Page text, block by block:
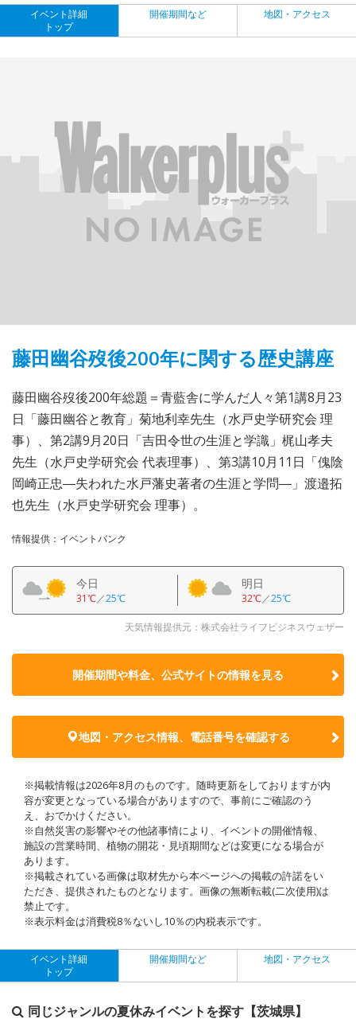
イベント詳細
トップ
開催期間など 地図・アクセス
藤田幽谷歿後200年に関する歴史講座
藤田幽谷歿後200年総題＝青藍舎に学んだ人々第1講8月23
日「藤田幽谷と教育」菊地利幸先生（水戸史学研究会 理
事）、第2講9月20日「吉田令世の生涯と学識」梶山孝夫
先生（水戸史学研究会 代表理事）、第3講10月11日「傀陰
岡崎正忠―失われた水戸藩史著者の生涯と学問―」渡邉拓
也先生（水戸史学研究会 理事）。
情報提供：イベントバンク
今日
31℃／25℃
明日
32℃／25℃
天気情報提供元：株式会社ライフビジネスウェザー
開催期間や料金、公式サイトの情報を見る
地図・アクセス情報、電話番号を確認する
※掲載情報は2026年8月のものです。随時更新をしておりますが内
容が変更となっている場合がありますので、事前にご確認のう
え、おでかけください。
※自然災害の影響やその他諸事情により、イベントの開催情報、
施設の営業時間、植物の開花・見頃期間などは変更になる場合が
あります。
※掲載されている画像は取材先から本ページへの掲載の許諾をい
ただき、提供されたものとなります。画像の無断転載(二次使用)は
禁止です。
※表示料金は消費税8％ないし10％の内税表示です。
イベント詳細
トップ
開催期間など 地図・アクセス
同じジャンルの夏休みイベントを探す【茨城県】